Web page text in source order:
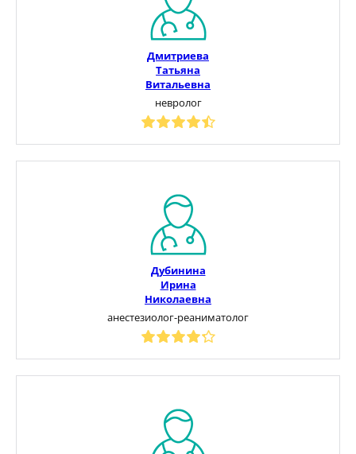
Дмитриева
Татьяна
Витальевна
невролог
Дубинина
Ирина
Николаевна
анестезиолог-реаниматолог